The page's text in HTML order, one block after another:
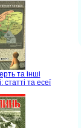
та інші
статті та есеї